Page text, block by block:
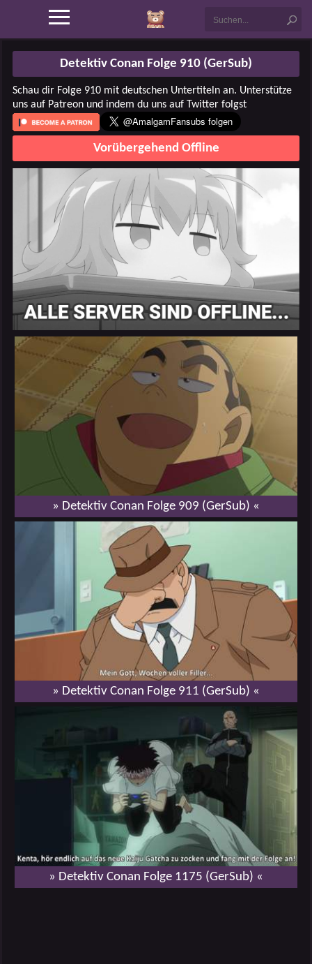
Detektiv Conan Folge 910 (GerSub)
Schau dir Folge 910 mit deutschen Untertiteln an. Unterstütze
uns auf Patreon und indem du uns auf Twitter folgst
Vorübergehend Offline
» Detektiv Conan Folge 909 (GerSub) «
» Detektiv Conan Folge 911 (GerSub) «
» Detektiv Conan Folge 1175 (GerSub) «